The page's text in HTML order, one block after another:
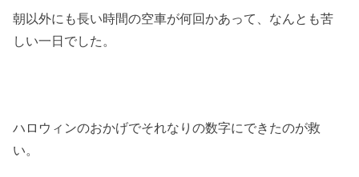
朝以外にも長い時間の空車が何回かあって、なんとも苦
しい一日でした。
ハロウィンのおかげでそれなりの数字にできたのが救
い。